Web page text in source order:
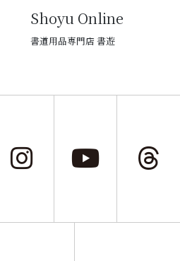
Shoyu Online
書道用品専門店 書遊